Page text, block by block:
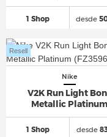
1 Shop desde
Nike
V2K Run Light
Metallic Platinum
1 Shop
Resell
desde